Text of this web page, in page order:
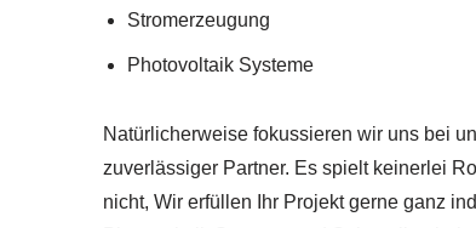
Stromerzeugung
Photovoltaik Systeme
Natürlicherweise fokussieren wir uns bei
zuverlässiger Partner. Es spielt keinerlei
nicht, Wir erfüllen Ihr Projekt gerne ganz